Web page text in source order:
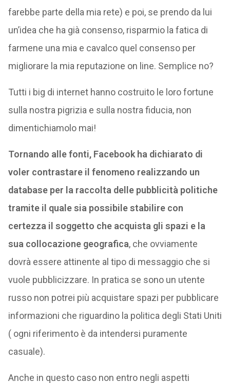
farebbe parte della mia rete) e poi, se prendo da lui
un’idea che ha già consenso, risparmio la fatica di
farmene una mia e cavalco quel consenso per
migliorare la mia reputazione on line. Semplice no?
Tutti i big di internet hanno costruito le loro fortune
sulla nostra pigrizia e sulla nostra fiducia, non
dimentichiamolo mai!
Tornando alle fonti, Facebook ha dichiarato di
voler contrastare il fenomeno realizzando un
database per la raccolta delle pubblicità politiche
tramite il quale sia possibile stabilire con
certezza il soggetto che acquista gli spazi e la
sua collocazione geografica, che ovviamente
dovrà essere attinente al tipo di messaggio che si
vuole pubblicizzare. In pratica se sono un utente
russo non potrei più acquistare spazi per pubblicare
informazioni che riguardino la politica degli Stati Uniti
( ogni riferimento è da intendersi puramente
casuale).
Anche in questo caso non entro negli aspetti